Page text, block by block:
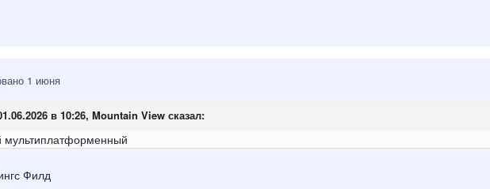
1 июня
в 10:26, Mountain Viewсказал:
мультиплатформенный
Филд